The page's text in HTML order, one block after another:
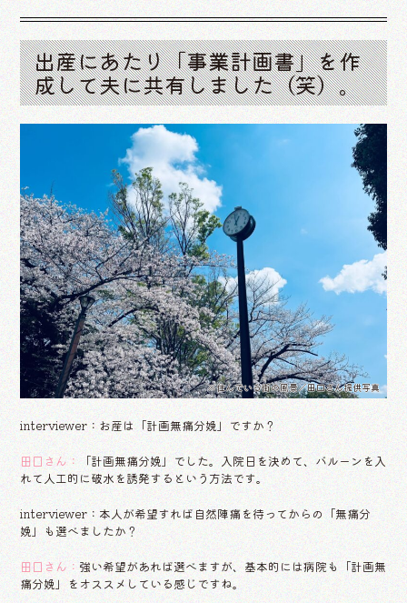
出産にあたり「事業計画書」を作
成して夫に共有しました（笑）。
※住んでいる街の風景／田口さん提供写真
interviewer：お産は「計画無痛分娩」ですか？
田口さん：
「計画無痛分娩」でした。入院日を決めて、バルーンを入
れて人工的に破水を誘発するという方法です。
interviewer：本人が希望すれば自然陣痛を待ってからの「無痛分
娩」も選べましたか？
田口さん：強い希望があれば選べますが、基本的には病院も「計画無
痛分娩」をオススメしている感じですね。